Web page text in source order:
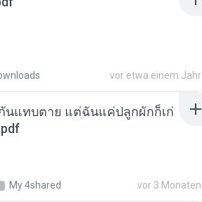
vor etwa einem Jahr
นแทบตาย แต่ฉันแค่ปลูกผักก็เก่
My 4shared vor 3 Monaten